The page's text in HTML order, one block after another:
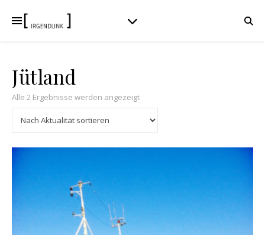
Jütland
Alle 2 Ergebnisse werden angezeigtNach Aktualität sortiert